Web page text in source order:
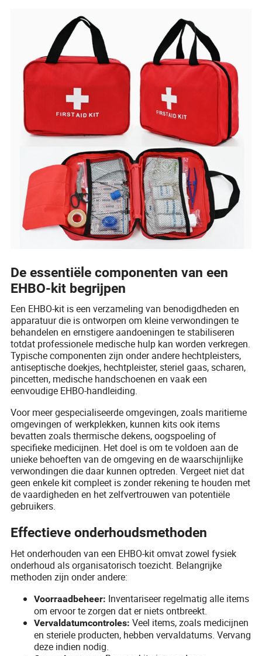
De essentiële componenten van een
EHBO-kit begrijpen
Een EHBO-kit is een verzameling van benodigdheden en
apparatuur die is ontworpen om kleine verwondingen te
behandelen en ernstigere aandoeningen te stabiliseren
totdat professionele medische hulp kan worden verkregen.
Typische componenten zijn onder andere hechtpleisters,
antiseptische doekjes, hechtpleister, steriel gaas, scharen,
pincetten, medische handschoenen en vaak een
eenvoudige EHBO-handleiding.
Voor meer gespecialiseerde omgevingen, zoals maritieme
omgevingen of werkplekken, kunnen kits ook items
bevatten zoals thermische dekens, oogspoeling of
specifieke medicijnen. Het doel is om te voldoen aan de
unieke behoeften van de omgeving en de waarschijnlijke
verwondingen die daar kunnen optreden. Vergeet niet dat
geen enkele kit compleet is zonder rekening te houden met
de vaardigheden en het zelfvertrouwen van potentiële
gebruikers.
Effectieve onderhoudsmethoden
Het onderhouden van een EHBO-kit omvat zowel fysiek
onderhoud als organisatorisch toezicht. Belangrijke
methoden zijn onder andere:
Voorraadbeheer: Inventariseer regelmatig alle items
om ervoor te zorgen dat er niets ontbreekt.
Vervaldatumcontroles: Veel items, zoals medicijnen
en steriele producten, hebben vervaldatums. Vervang
deze indien nodig.